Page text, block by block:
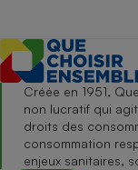
Créée en 1951,
non lucratif qui
droits des
consommation
enjeux sanitaires,